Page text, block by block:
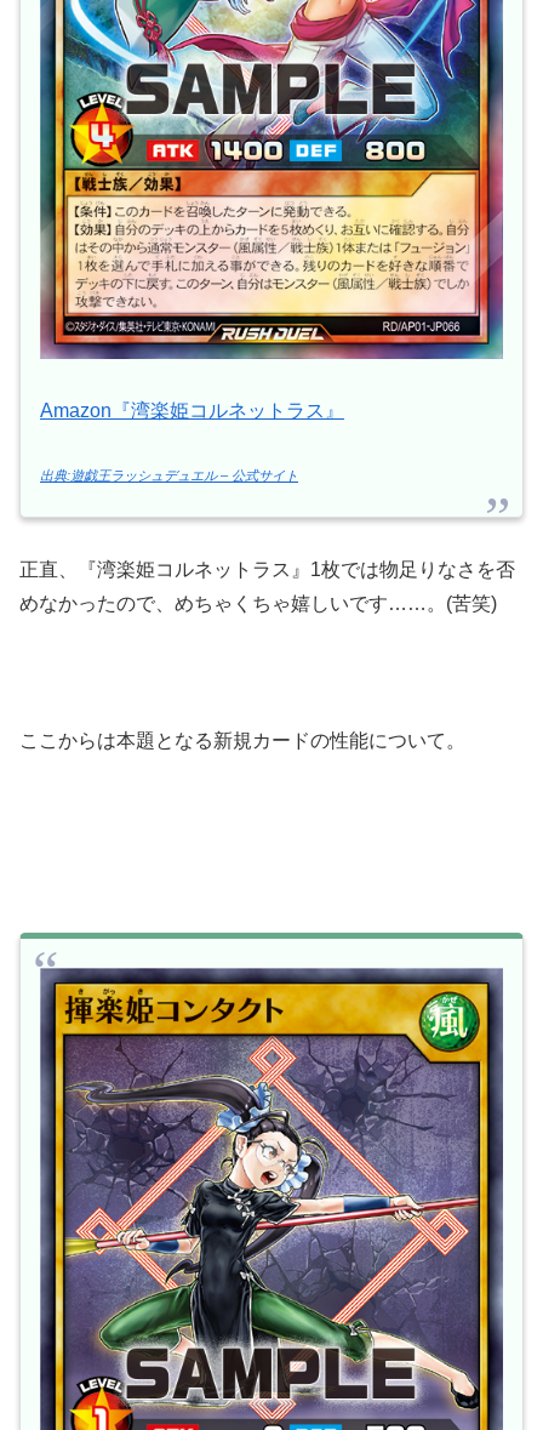
Amazon『湾楽姫コルネットラス』
出典:遊戯王ラッシュデュエル – 公式サイト
正直、『湾楽姫コルネットラス』1枚では物足りなさを否
めなかったので、めちゃくちゃ嬉しいです……。(苦笑)
ここからは本題となる新規カードの性能について。